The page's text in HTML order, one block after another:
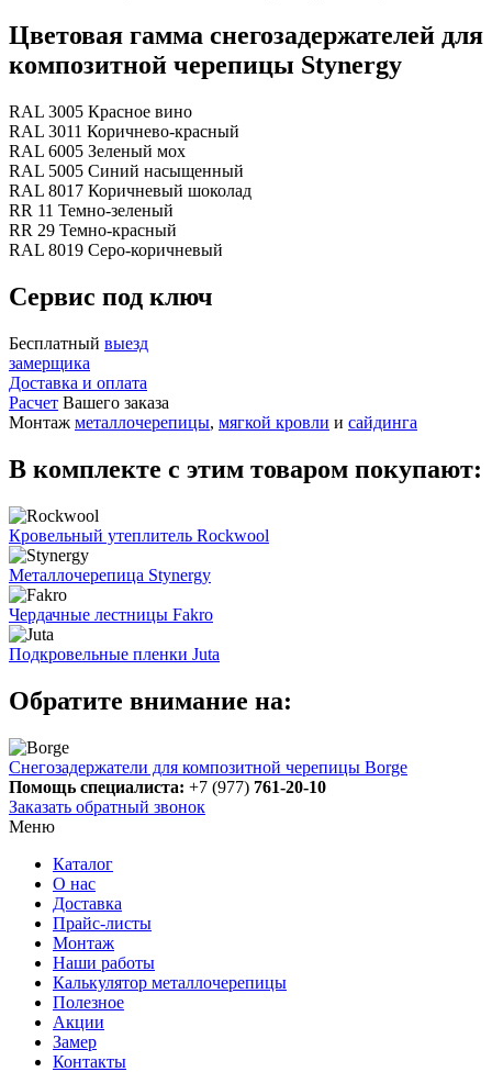
Цветовая гамма снегозадержателей для
композитной черепицы Stynergy
RAL 3005 Красное вино
RAL 3011 Коричнево-красный
RAL 6005 Зеленый мох
RAL 5005 Синий насыщенный
RAL 8017 Коричневый шоколад
RR 11 Темно-зеленый
RR 29 Темно-красный
RAL 8019 Серо-коричневый
Сервис под ключ
Бесплатный выезд
замерщика
Доставка и оплата
Расчет Вашего заказа
Монтаж металлочерепицы, мягкой кровли и сайдинга
В комплекте с этим товаром покупают:
Кровельный утеплитель Rockwool
Металлочерепица Stynergy
Чердачные лестницы Fakro
Подкровельные пленки Juta
Обратите внимание на:
Снегозадержатели для композитной черепицы Borge
Помощь специалиста: +7 (977) 761-20-10
Заказать обратный звонок
Меню
Каталог
О нас
Доставка
Прайс-листы
Монтаж
Наши работы
Калькулятор металлочерепицы
Полезное
Акции
Замер
Контакты